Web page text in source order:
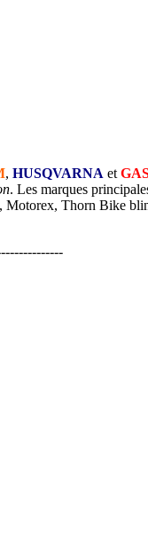
, HUSQVARNA et
. Les marques
Motorex, Thorn Bike